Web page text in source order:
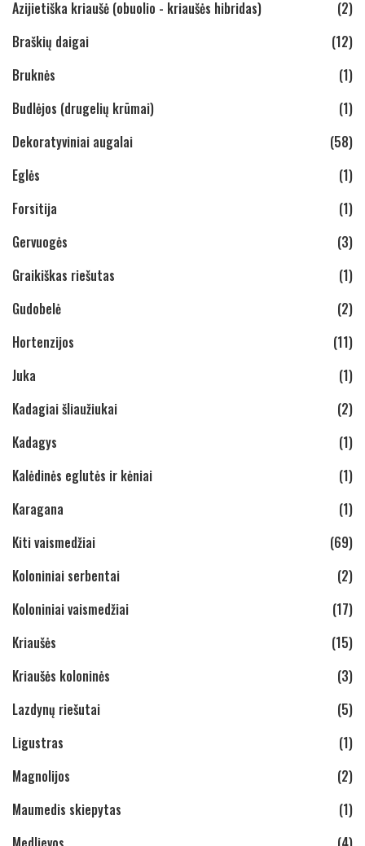
Azijietiška kriaušė (obuolio - kriaušės hibridas)
(2)
Braškių daigai
(12)
Bruknės
(1)
Budlėjos (drugelių krūmai)
(1)
Dekoratyviniai augalai
(58)
Eglės
(1)
Forsitija
(1)
Gervuogės
(3)
Graikiškas riešutas
(1)
Gudobelė
(2)
Hortenzijos
(11)
Juka
(1)
Kadagiai šliaužiukai
(2)
Kadagys
(1)
Kalėdinės eglutės ir kėniai
(1)
Karagana
(1)
Kiti vaismedžiai
(69)
Koloniniai serbentai
(2)
Koloniniai vaismedžiai
(17)
Kriaušės
(15)
Kriaušės koloninės
(3)
Lazdynų riešutai
(5)
Ligustras
(1)
Magnolijos
(2)
Maumedis skiepytas
(1)